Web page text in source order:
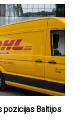
pozicijas Baltijos